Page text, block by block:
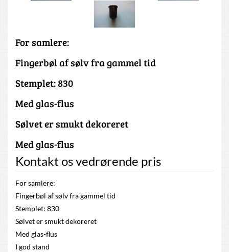
For samlere:
Fingerbøl af sølv fra gammel tid
Stemplet: 830
Med glas-flus
Sølvet er smukt dekoreret
Med glas-flus
Kontakt os vedrørende pris
For samlere:
Fingerbøl af sølv fra gammel tid
Stemplet: 830
Sølvet er smukt dekoreret
Med glas-flus
I god stand